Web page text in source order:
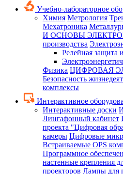
Учебно-лабораторное
Химия Метрология
Мехатроника
И ОСНОВЫ
производства
Релейная защита
Физика ЦИФРОВАЯ
Безопасность
комплексы
Интерактивное
Интерактивные доски
Лингафонный кабинет
проекта "Цифровая
камеры Цифровые
Встраиваемые OPS
Программное
настенные крепления
проекторов Лампы для